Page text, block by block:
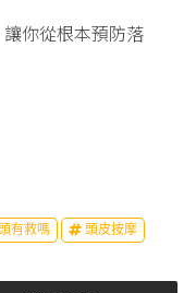
你從根本預防落
有救嗎 頭皮按摩